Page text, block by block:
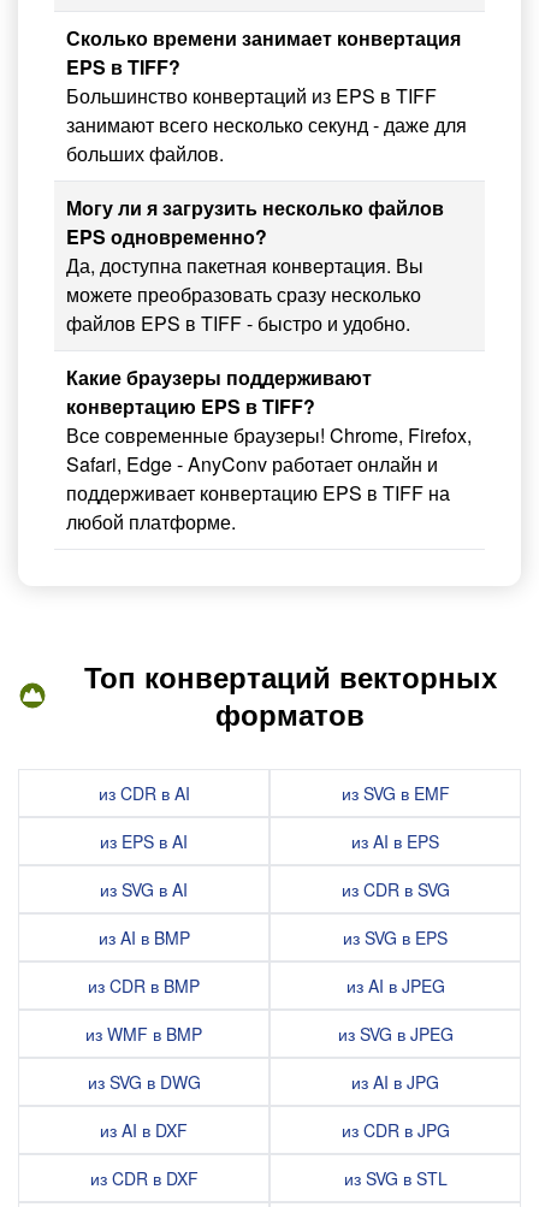
Сколько времени занимает конвертация
EPS в TIFF?
Большинство конвертаций из EPS в TIFF
занимают всего несколько секунд - даже для
больших файлов.
Могу ли я загрузить несколько файлов
EPS одновременно?
Да, доступна пакетная конвертация. Вы
можете преобразовать сразу несколько
файлов EPS в TIFF - быстро и удобно.
Какие браузеры поддерживают
конвертацию EPS в TIFF?
Все современные браузеры! Chrome, Firefox,
Safari, Edge - AnyConv работает онлайн и
поддерживает конвертацию EPS в TIFF на
любой платформе.
Топ конвертаций векторных
форматов
из CDR в AI
из EPS в AI
из SVG в AI
из AI в BMP
из CDR в BMP
из WMF в BMP
из SVG в DWG
из AI в DXF
из CDR в DXF
из SVG в EMF
из AI в EPS
из CDR в SVG
из SVG в EPS
из AI в JPEG
из SVG в JPEG
из AI в JPG
из CDR в JPG
из SVG в STL